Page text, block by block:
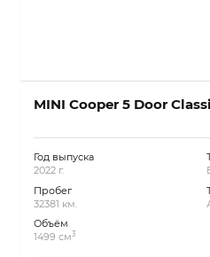
MINI Cooper 5 Door
Год выпуска
2022 г.
Пробег
32381 км.
Объём
1499 см3